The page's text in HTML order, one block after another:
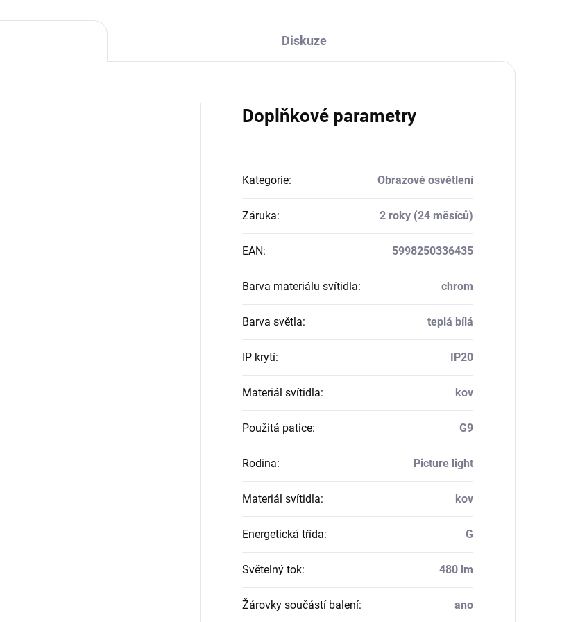
Diskuze
Doplňkové parametry
Kategorie: Obrazové osvětlení
Záruka: 2 roky (24 měsíců)
EAN: 5998250336435
Barva materiálu svítidla: chrom
Barva světla: teplá bílá
IP krytí: IP20
Materiál svítidla: kov
Použitá patice: G9
Rodina: Picture light
Materiál svítidla: kov
Energetická třída: G
Světelný tok: 480 lm
Žárovky součástí balení: ano